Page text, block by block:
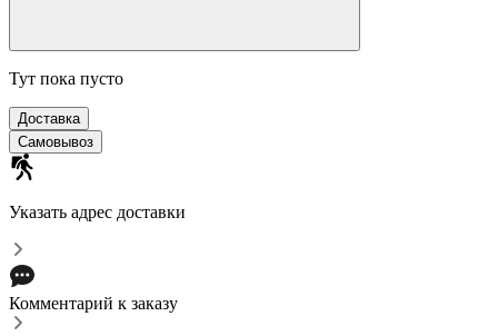
Тут пока пусто
Доставка
Самовывоз
Указать адрес доставки
Комментарий к заказу